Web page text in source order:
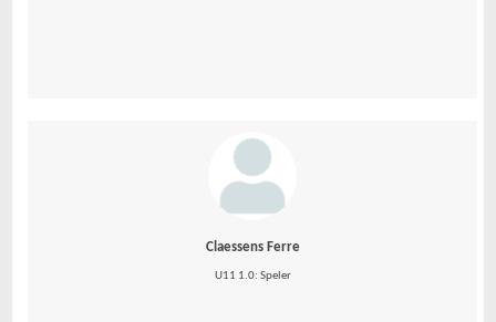
Claessens Ferre
U11 1.0: Speler